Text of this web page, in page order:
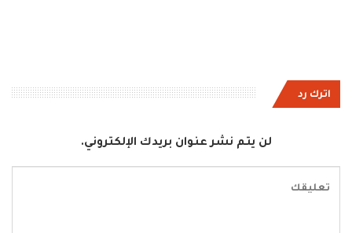
اترك رد
لن يتم نشر عنوان بريدك الإلكتروني.